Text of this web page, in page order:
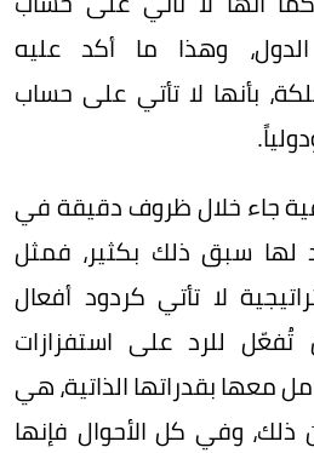
وهذا ما أكد عليه
بأنها لا تأتي على حساب
جاء خلال ظروف دقيقة في
لها سبق ذلك بكثير، فمثل
لا تأتي كردود أفعال
للرد على استفزازات
معها بقدراتها الذاتية، هي
ذلك، وفي كل الأحوال فإنها